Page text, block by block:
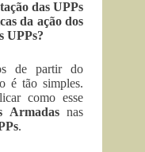
das UPPs
da ação dos
UPPs?
de partir do
é tão simples.
como esse
Armadasnas
.